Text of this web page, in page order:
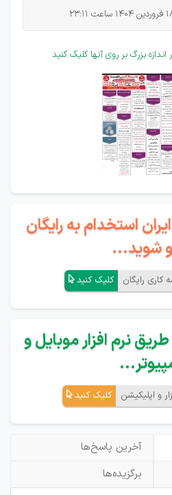
بزرگ بر روی آنها کلیک کنید
استخدام به رایگان
شوید...
رایگان کلیک کنید
نرم افزار موبایل و
و اپلیکیشن کلیک کنید
آخرین پاسخ‌ها
برگزیده‌ها